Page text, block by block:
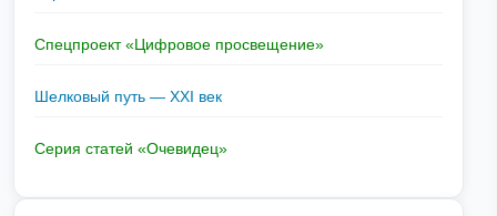
Спецпроект «Цифровое просвещение»
Шелковый путь — XXI век
Серия статей «Очевидец»